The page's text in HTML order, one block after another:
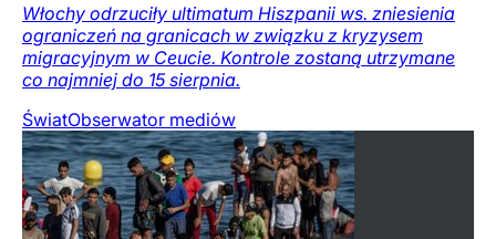
Włochy odrzuciły ultimatum Hiszpanii ws. zniesienia
ograniczeń na granicach w związku z kryzysem
migracyjnym w Ceucie. Kontrole zostaną utrzymane
co najmniej do 15 sierpnia.
ŚwiatObserwator mediów